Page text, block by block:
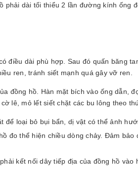
phải dài tối thiểu 2 lần đường kính ống
điều dài phù hợp. Sau đó quấn băng
ren, tránh siết mạnh quá gây vỡ ren.
đồng hồ. Hàn mặt bích vào ống dẫn,
lê, mỏ lết siết chặt các bu lông theo
loại bỏ bụi bẩn, dị vật có thể ảnh
đo thể hiện chiều dòng chảy. Đảm
kết nối dây tiếp địa của đồng hồ vào